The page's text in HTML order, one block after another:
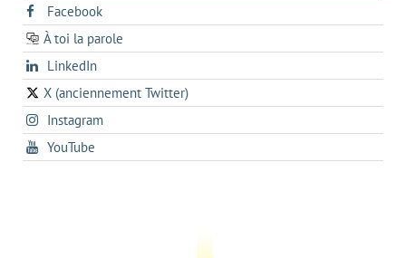
Facebooks'ouvre
dans
un
onglet
À toi la parole
opens
in
a
new
tab
LinkedInopens
in
a
new
X (anciennement Twitter)
s'ouvre
dans
un
nouvel
Instagrams'ouvre
dans
un
YouTube
dans